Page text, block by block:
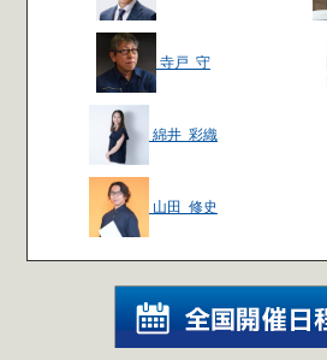
寺戸 守
綿井 彩織
山田 修史